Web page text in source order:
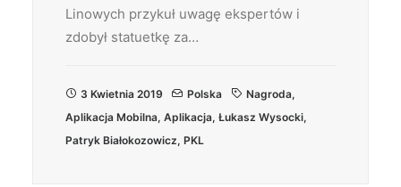
Linowych przykuł uwagę ekspertów i
zdobył statuetkę za…
3 Kwietnia 2019 Polska Nagroda,
Aplikacja Mobilna, Aplikacja, Łukasz Wysocki,
Patryk Białokozowicz, PKL